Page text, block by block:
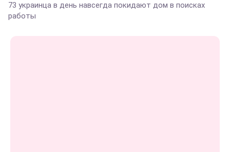
73 украинца в день навсегда покидают дом в поисках
работы